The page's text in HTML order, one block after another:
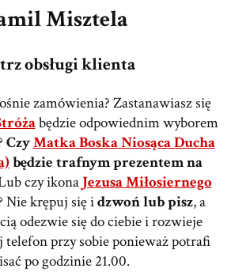
Misztela
obsługi klienta
zamówienia? Zastanawiasz się
będzie odpowiednim wyborem
CzyMatka Boska Niosąca Ducha
będzie trafnym prezentem na
czy ikonaJezusa Miłosiernego
Nie krępuj się idzwoń lub pisz, a
odezwie się do ciebie i rozwieje
przy sobie ponieważ potrafi
po godzinie 21.00.